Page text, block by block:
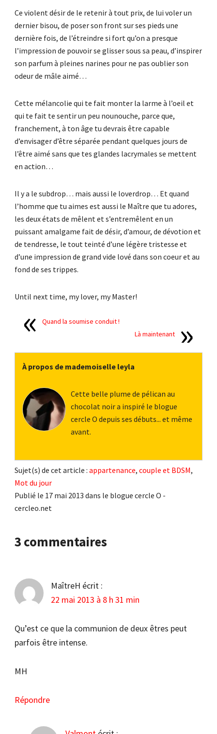
Ce violent désir de le retenir à tout prix, de lui voler un
dernier bisou, de poser son front sur ses pieds une
dernière fois, de l’étreindre si fort qu’on a presque
l’impression de pouvoir se glisser sous sa peau, d’inspirer
son parfum à pleines narines pour ne pas oublier son
odeur de mâle aimé…
Cette mélancolie qui te fait monter la larme à l’oeil et
qui te fait te sentir un peu nounouche, parce que,
franchement, à ton âge tu devrais être capable
d’envisager d’être séparée pendant quelques jours de
l’être aimé sans que tes glandes lacrymales se mettent
en action…
Il y a le subdrop… mais aussi le loverdrop… Et quand
l’homme que tu aimes est aussi le Maître que tu adores,
les deux états de mêlent et s’entremêlent en un
puissant amalgame fait de désir, d’amour, de dévotion et
de tendresse, le tout teinté d’une légère tristesse et
d’une impression de grand vide lové dans son coeur et au
fond de ses trippes.
Until next time, my lover, my Master!
Quand la soumise conduit !
Là maintenant
À propos de mademoiselle leyla
Cette belle plume de pélican au
chocolat noir a inspiré le blogue
cercle O depuis ses débuts... et même
avant.
Sujet(s) de cet article : appartenance, couple et BDSM,
Mot du jour
Publié le 17 mai 2013 dans le blogue cercle O -
cercleo.net
Interactions
du
3 commentaires
MaîtreH écrit :
22 mai 2013 à 8 h 31 min
Qu’est ce que la communion de deux êtres peut
parfois être intense.
MH
Répondre